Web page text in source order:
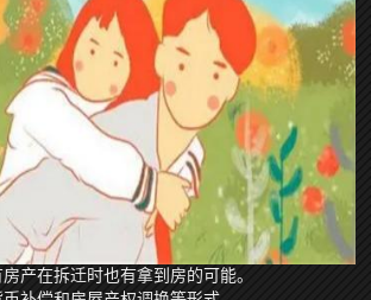
产在拆迁时也有拿到房的可能。